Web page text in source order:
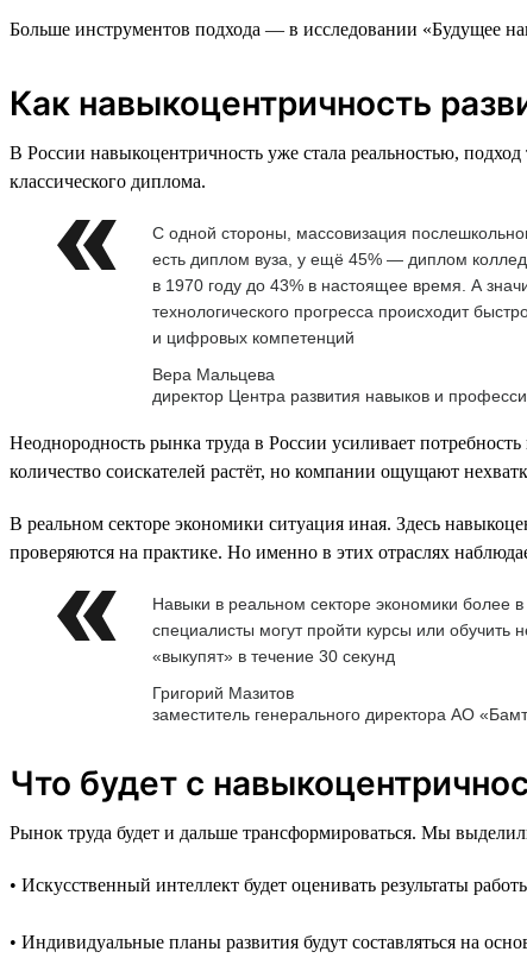
Больше инструментов подхода — в исследовании «Будущее
Как навыкоцентричность
В России навыкоцентричность уже стала реальностью,
классического диплома.
С одной стороны, массовизация
есть диплом вуза, у ещё 45% — диплом
в 1970 году до 43% в настоящее время. А
технологического прогресса происходит
и цифровых компетенций
Вера Мальцева
директор Центра развития навыков и
Неоднородность рынка труда в России усиливает
количество соискателей растёт, но компании ощущают
В реальном секторе экономики ситуация иная. Здесь
проверяются на практике. Но именно в этих отраслях
Навыки в реальном секторе экономики более
специалисты могут пройти курсы или
«выкупят» в течение 30 секунд
Григорий Мазитов
заместитель генерального директора АО
Что будет с
Рынок труда будет и дальше трансформироваться. Мы
• Искусственный интеллект будет оценивать результаты
• Индивидуальные планы развития будут составляться на